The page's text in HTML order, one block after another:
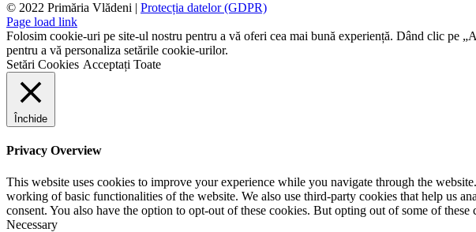
© 2022 Primăria Vlădeni | Protecția datelor (GDPR)
Page load link
Folosim cookie-uri pe site-ul nostru pentru a vă oferi cea mai bună experiență. Dând clic pe
pentru a vă personaliza setările cookie-urilor.
Setări Cookies Acceptați Toate
Închide
Privacy Overview
This website uses cookies to improve your experience while you navigate through the
working of basic functionalities of the website. We also use third-party cookies that help us
consent. You also have the option to opt-out of these cookies. But opting out of some of
Necessary